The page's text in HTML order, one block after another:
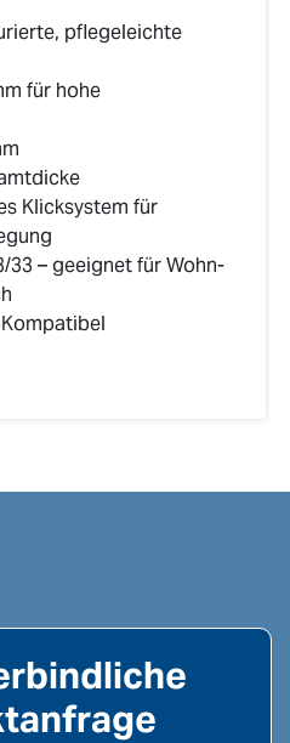
pflegeleichte
für hohe
Klicksystem für
33 – geeignet für Wohn-
Kompatibel